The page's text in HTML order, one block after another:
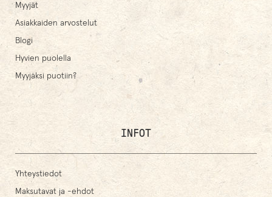
Myyjät
Asiakkaiden arvostelut
Blogi
Hyvien puolella
Myyjäksi puotiin?
INFOT
Yhteystiedot
Maksutavat ja -ehdot